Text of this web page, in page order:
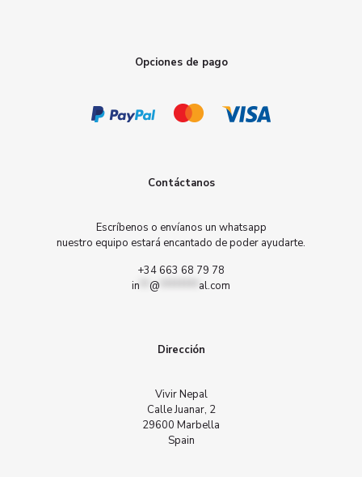
Opciones de pago
Contáctanos
Escríbenos o envíanos un whatsapp
nuestro equipo estará encantado de poder ayudarte.
+34 663 68 79 78
in
@ al.com
Dirección
Vivir Nepal
Calle Juanar, 2
29600 Marbella
Spain